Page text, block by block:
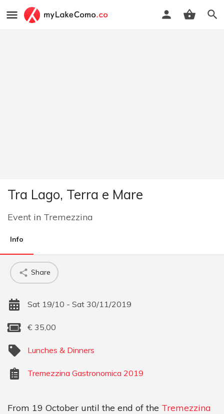
Tra Lago, Terra e Mare
Event in Tremezzina
Info
Share
Sat 19/10 - Sat 30/11/2019
€ 35,00
Lunches & Dinners
Tremezzina Gastronomica 2019
From 19 October until the end of the Tremezzina